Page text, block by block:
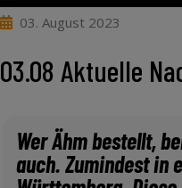
03. August 2023
03.08 Aktuelle
Wer Ähm bestellt,
auch. Zumindest in